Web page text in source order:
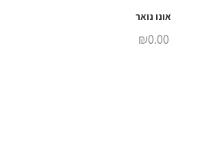
אונו נואר
₪0.00